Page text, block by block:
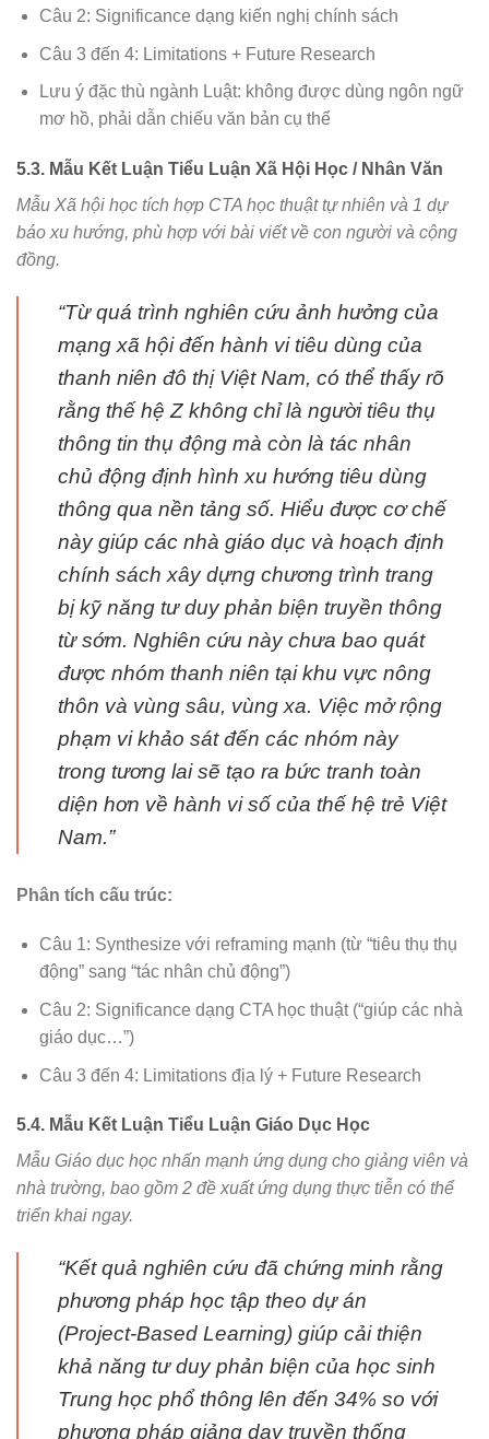
Câu 2: Significance dạng kiến nghị chính sách
Câu 3 đến 4: Limitations + Future Research
Lưu ý đặc thù ngành Luật: không được dùng ngôn ngữ
mơ hồ, phải dẫn chiếu văn bản cụ thể
5.3. Mẫu Kết Luận Tiểu Luận Xã Hội Học / Nhân Văn
Mẫu Xã hội học tích hợp CTA học thuật tự nhiên và 1 dự
báo xu hướng, phù hợp với bài viết về con người và cộng
đồng.
“Từ quá trình nghiên cứu ảnh hưởng của
mạng xã hội đến hành vi tiêu dùng của
thanh niên đô thị Việt Nam, có thể thấy rõ
rằng thế hệ Z không chỉ là người tiêu thụ
thông tin thụ động mà còn là tác nhân
chủ động định hình xu hướng tiêu dùng
thông qua nền tảng số. Hiểu được cơ chế
này giúp các nhà giáo dục và hoạch định
chính sách xây dựng chương trình trang
bị kỹ năng tư duy phản biện truyền thông
từ sớm. Nghiên cứu này chưa bao quát
được nhóm thanh niên tại khu vực nông
thôn và vùng sâu, vùng xa. Việc mở rộng
phạm vi khảo sát đến các nhóm này
trong tương lai sẽ tạo ra bức tranh toàn
diện hơn về hành vi số của thế hệ trẻ Việt
Nam.”
Phân tích cấu trúc:
Câu 1: Synthesize với reframing mạnh (từ “tiêu thụ thụ
động” sang “tác nhân chủ động”)
Câu 2: Significance dạng CTA học thuật (“giúp các nhà
giáo dục…”)
Câu 3 đến 4: Limitations địa lý + Future Research
5.4. Mẫu Kết Luận Tiểu Luận Giáo Dục Học
Mẫu Giáo dục học nhấn mạnh ứng dụng cho giảng viên và
nhà trường, bao gồm 2 đề xuất ứng dụng thực tiễn có thể
triển khai ngay.
“Kết quả nghiên cứu đã chứng minh rằng
phương pháp học tập theo dự án
(Project-Based Learning) giúp cải thiện
khả năng tư duy phản biện của học sinh
Trung học phổ thông lên đến 34% so với
phương pháp giảng dạy truyền thống